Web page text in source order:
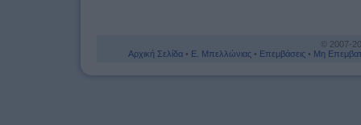
© 2007-
Αρχική Σελίδα • Ε. Μπελλώνιας • Επεμβάσεις • Μη